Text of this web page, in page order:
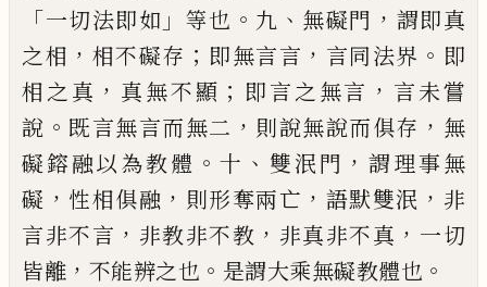
「一切法即如 」 等也 。 九 、 無礙門 ， 謂即真
之相 ， 相不礙存 ； 即無言言 ， 言同法界 。 即
相之真 ， 真無不顯 ； 即言之無言 ， 言未嘗
說 。 既言無言而無二 ， 則說無說而俱存 ， 無
礙鎔融以為教體 。十 、 雙泯門 ，謂理事無
礙 ， 性相俱融 ， 則形奪兩亡 ， 語默雙泯 ， 非
言非不言 ， 非教非不教 ， 非真非不真 ， 一切
皆離 ， 不能辨之也 。 是謂大乘無礙教體也 。